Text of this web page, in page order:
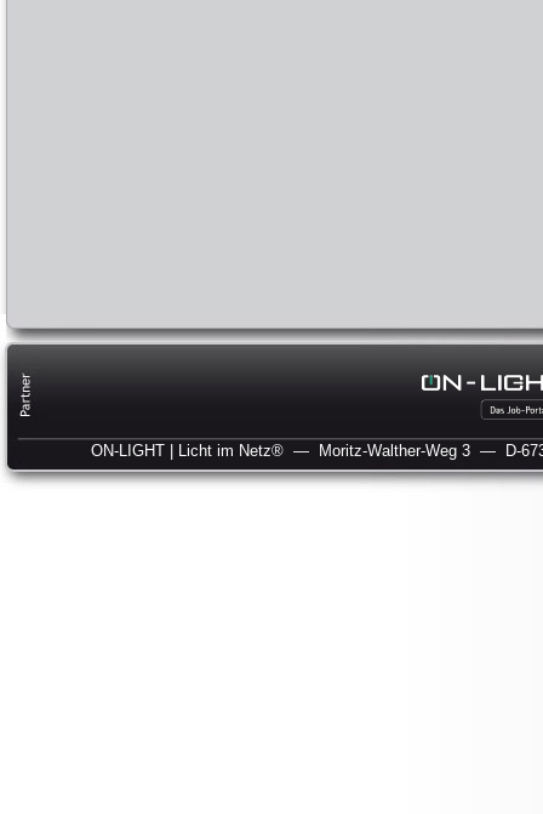
ON-LIGHT | Licht im Netz® — Moritz-Walther-Weg 3 — D-